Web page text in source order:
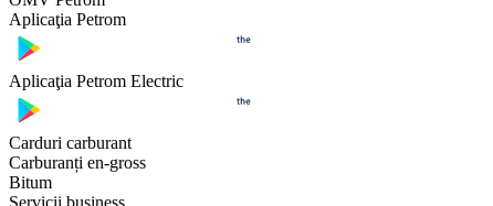
Aplicaţia Petrom
Aplicaţia Petrom Electric
Carduri carburant
Carburanți en-gross
Bitum